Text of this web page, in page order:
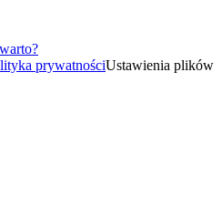
prywatnościUstawienia plików